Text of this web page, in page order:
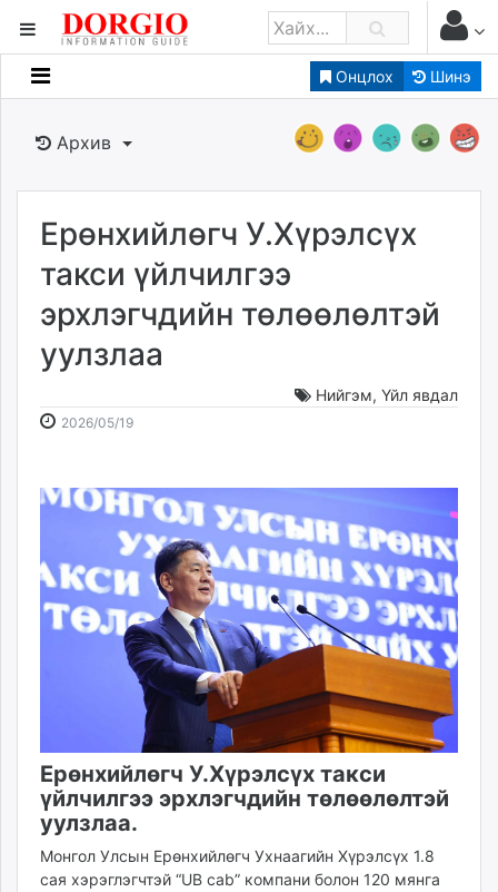
Онцлох Шинэ
Мэдээллийн
Банк санхүү
Бизнес ААН
Төрийн
Нийслэлийн
dorgio.mn
Gogo.mn
caak.mn
news.mn
zindaa.mn
tovch.mn
ikon.mn
Livetv.mn
Eguur.mn
24tsag.mn
today.mn
zuv.mn
mminfo.mn
ugluu.mn
urlag.mn
Архив
Ерөнхийлөгч У.Хүрэлсүх
такси үйлчилгээ
эрхлэгчдийн төлөөлөлтэй
уулзлаа
Нийгэм, Үйл явдал
2026/05/192026-
12:49:52
2026-
17:37:47
Ерөнхийлөгч У.Хүрэлсүх такси
үйлчилгээ эрхлэгчдийн төлөөлөлтэй
уулзлаа.
Монгол Улсын Ерөнхийлөгч Ухнаагийн Хүрэлсүх 1.8
сая хэрэглэгчтэй “UB cab” компани болон 120 мянга